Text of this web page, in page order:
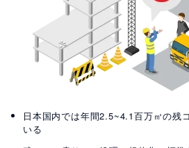
日本国内では年間2.5~4.1百万㎥の残
いる